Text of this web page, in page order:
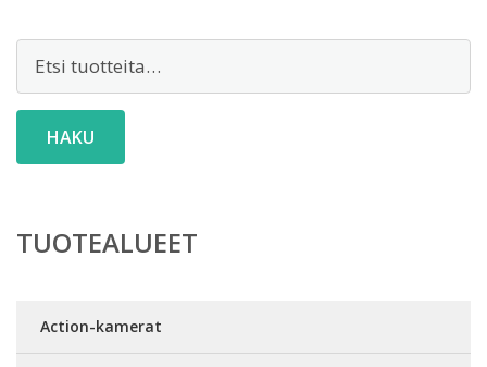
Etsi:
HAKU
TUOTEALUEET
Action-kamerat